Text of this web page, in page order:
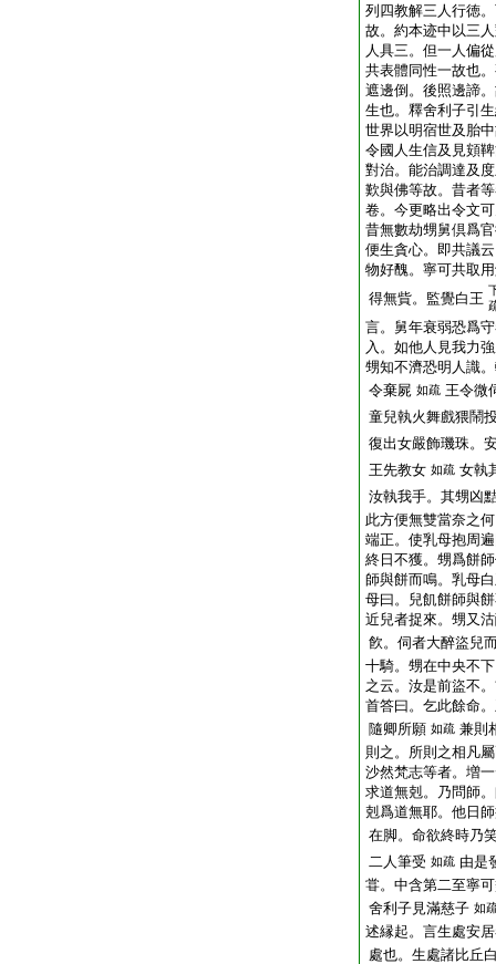
列四教解三人行徳
故。約本迹中以三
人具三。但一人偏
共表體同性一故也
遮邊倒。後照邊諦
生也。釋舍利子引
世界以明宿世及胎
令國人生信及見頞
對治。能治調達及
歎與佛等故。昔者
卷。今更略出令文
昔無數劫甥舅倶爲
便生貪心。即共議
物好醜。寧可共取
得無貲。監覺白王
言。舅年衰弱恐爲
入。如他人見我力
甥知不濟恐明人識
令棄屍 如疏 王令微
童兒執火舞戲猥鬧
復出女嚴飾璣珠。
王先教女 如疏 女執
汝執我手。其甥凶
此方便無雙當奈之
端正。使乳母抱周
終日不獲。甥爲餅
師與餅而鳴。乳母
母曰。兒飢餅師與
近兒者捉來。甥又
飮。伺者大醉盜兒
十騎。甥在中央不
之云。汝是前盜不
首答曰。乞此餘命
隨卿所願 如疏 兼則
則之。所則之相凡
沙然梵志等者。増
求道無剋。乃問師
剋爲道無耶。他日
在脚。命欲終時乃
二人筆受 如疏 由是
甞。中含第二至寧
舍利子見滿慈子 如
述縁起。言生處安
處也。生處諸比丘